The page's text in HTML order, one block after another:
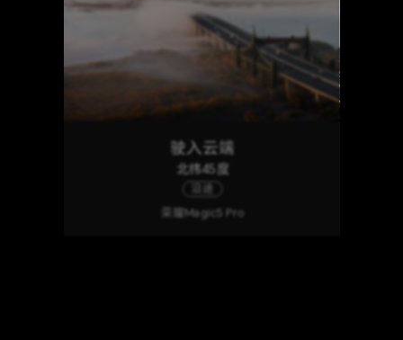
驶入云端
北纬45度
荣耀Magic5 Pro